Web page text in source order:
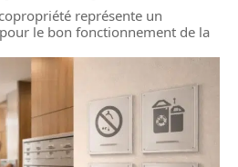
représente un
le bon fonctionnement de la